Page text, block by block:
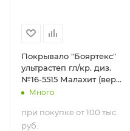
Покрывало "Бояртекс"
ультрастеп гл/кр. диз.
№16-5515 Малахит (верх/
низ малахит) (180х210)
Много
при покупке от 100 тыс.
руб.